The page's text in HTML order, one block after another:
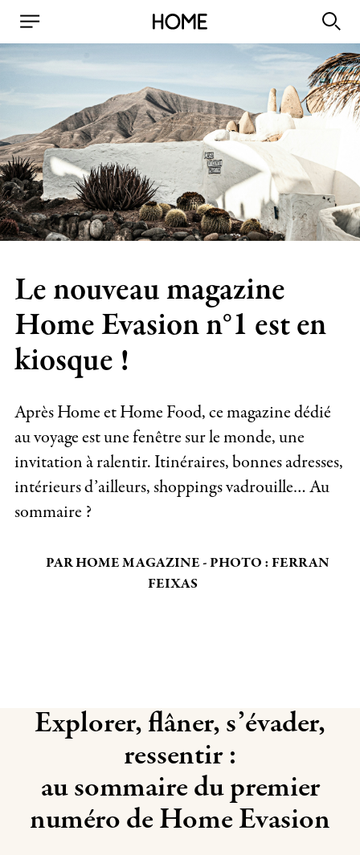
Le nouveau magazine
Home Evasion n°1 est en
kiosque !
Après Home et Home Food, ce magazine dédié
au voyage est une fenêtre sur le monde, une
invitation à ralentir. Itinéraires, bonnes adresses,
intérieurs d’ailleurs, shoppings vadrouille… Au
sommaire ?
PAR HOME MAGAZINE - PHOTO : FERRAN
FEIXAS
Explorer, flâner, s’évader,
ressentir :
au sommaire du premier
numéro de Home Evasion